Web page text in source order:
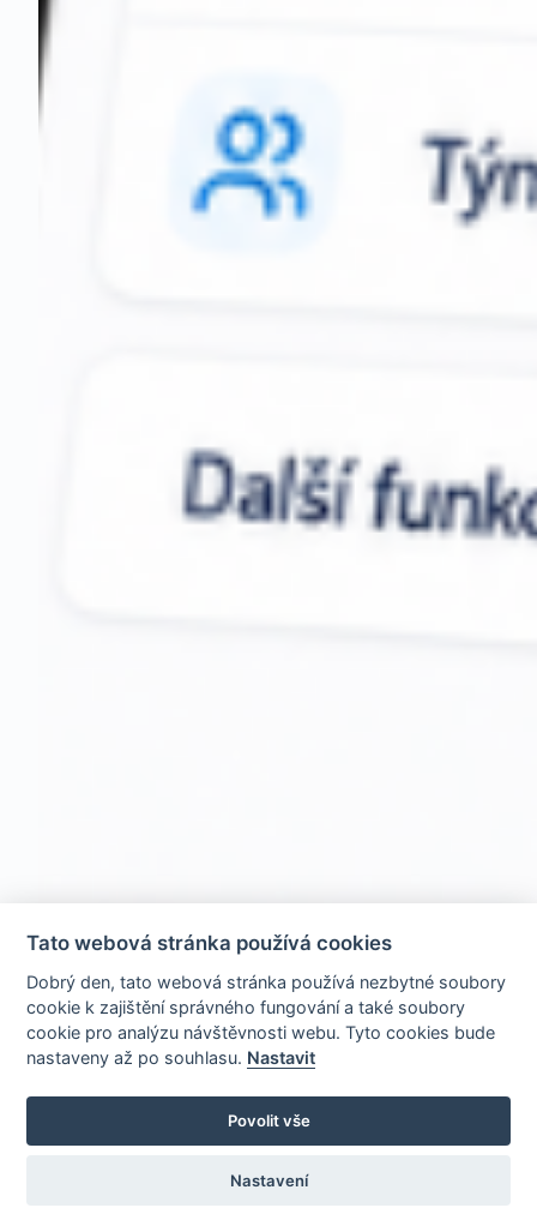
Tato webová stránka používá cookies
Dobrý den, tato webová stránka používá nezbytné soubory
cookie k zajištění správného fungování a také soubory
cookie pro analýzu návštěvnosti webu. Tyto cookies bude
nastaveny až po souhlasu. Nastavit
Povolit vše
Nastavení